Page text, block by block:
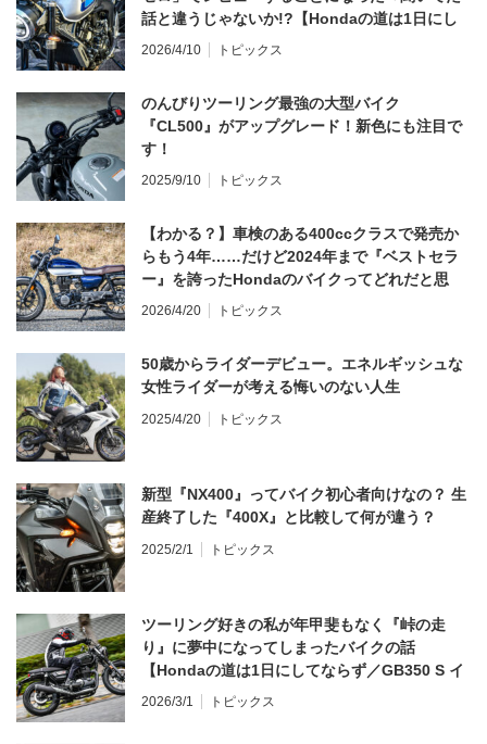
話と違うじゃないか!?【Hondaの道は1日にし
てならず／CB1000F ①第一印象 編】
2026/4/10 トピックス
のんびりツーリング最強の大型バイク
『CL500』がアップグレード！新色にも注目で
す！
2025/9/10 トピックス
【わかる？】車検のある400ccクラスで発売か
らもう4年……だけど2024年まで『ベストセラ
ー』を誇ったHondaのバイクってどれだと思
う？
2026/4/20 トピックス
50歳からライダーデビュー。エネルギッシュな
女性ライダーが考える悔いのない人生
2025/4/20 トピックス
新型『NX400』ってバイク初心者向けなの？ 生
産終了した『400X』と比較して何が違う？
2025/2/1 トピックス
ツーリング好きの私が年甲斐もなく『峠の走
り』に夢中になってしまったバイクの話
【Hondaの道は1日にしてならず／GB350 S イ
ンプレ・レビュー 前編】
2026/3/1 トピックス